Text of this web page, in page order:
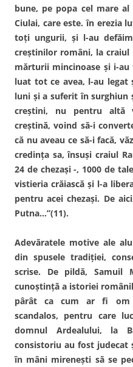
bune, pe popa cel mare
Ciulai, care este. în erezia
toţi ungurii, şi l-au
creştinilor români, la craiul
mărturii mincinoase şi i-
luat tot ce avea, l-au
luni şi a suferit în
creştini, nu pentru altă
creştină, voind să-i
că nu aveau ce să-i facă,
credinţa sa, însuşi craiul
24 de chezaşi -, 1000 de
vistieria crăiască şi l-a
pentru acei chezaşi. De
Putna…”(11).
Adevăratele motive ale
din spusele tradiţiei,
scrise. De pildă, Samuil
cunoştinţă a istoriei
pârât ca cum ar fi om
scandalos, pentru care
domnul Ardealului, la
consistoriu au fost judecat
în mâni mireneşti să se